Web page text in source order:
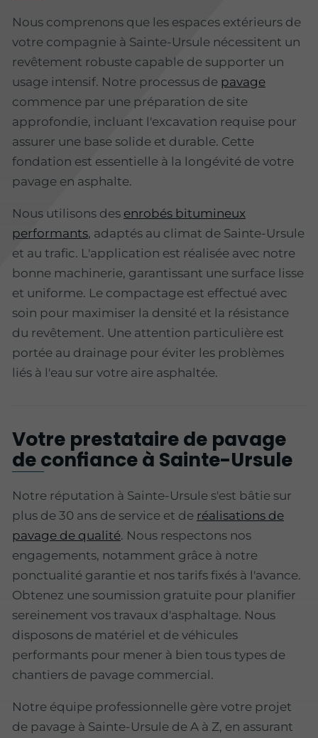
Nous comprenons que les espaces extérieurs de
votre compagnie à Sainte-Ursule nécessitent un
revêtement robuste capable de supporter un
usage intensif. Notre processus de pavage
commence par une préparation de site
approfondie, incluant l'excavation requise pour
assurer une base solide et durable. Cette
fondation est essentielle à la longévité de votre
pavage en asphalte.
Nous utilisons des enrobés bitumineux
performants, adaptés au climat de Sainte-Ursule
et au trafic. L'application est réalisée avec notre
bonne machinerie, garantissant une surface lisse
et uniforme. Le compactage est effectué avec
soin pour maximiser la densité et la résistance
du revêtement. Une attention particulière est
portée au drainage pour éviter les problèmes
liés à l'eau sur votre aire asphaltée.
Votre prestataire de pavage
de confiance à Sainte-Ursule
Notre réputation à Sainte-Ursule s'est bâtie sur
plus de 30 ans de service et de réalisations de
pavage de qualité. Nous respectons nos
engagements, notamment grâce à notre
ponctualité garantie et nos tarifs fixés à l'avance.
Obtenez une soumission gratuite pour planifier
sereinement vos travaux d'asphaltage. Nous
disposons de matériel et de véhicules
performants pour mener à bien tous types de
chantiers de pavage commercial.
Notre équipe professionnelle gère votre projet
de pavage à Sainte-Ursule de A à Z, en assurant